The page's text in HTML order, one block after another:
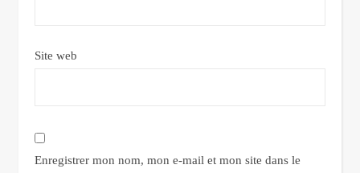
Site web
Enregistrer mon nom, mon e-mail et mon site dans le